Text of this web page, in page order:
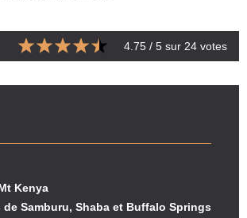
4.75 / 5 sur 24 votes
Kenya
de Samburu, Shaba et Buffalo Springs